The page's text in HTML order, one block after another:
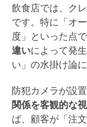
飲食店では、ク
です。特に「オ
度」といった点
違いによって発
い」の水掛け論
防犯カメラが設
関係を客観的な
ば、顧客が「注